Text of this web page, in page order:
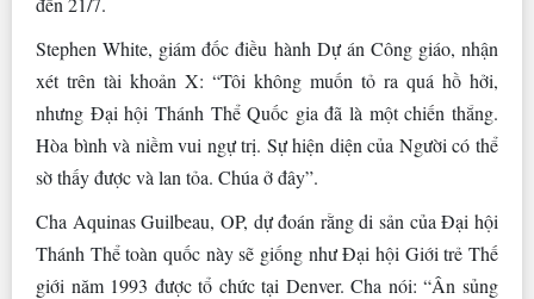
Stephen White, giám đốc điều hành Dự án Công giáo, nhận
xét trên tài khoản X: “Tôi không muốn tỏ ra quá hồ hởi,
nhưng Đại hội Thánh Thể Quốc gia đã là một chiến thắng.
Hòa bình và niềm vui ngự trị. Sự hiện diện của Người có thể
sờ thấy được và lan tỏa. Chúa ở đây”.
Cha Aquinas Guilbeau, OP, dự đoán rằng di sản của Đại hội
Thánh Thể toàn quốc này sẽ giống như Đại hội Giới trẻ Thế
giới năm 1993 được tổ chức tại Denver. Cha nói: “Ân sủng